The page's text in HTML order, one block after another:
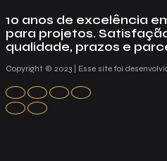
10 anos de excelência
para projetos.
qualidade, prazos e
Copyright © 2023 | Esse site foi